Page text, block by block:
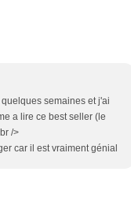
semaines et j'ai
a lire ce best seller (le
/>
car il est vraiment génial